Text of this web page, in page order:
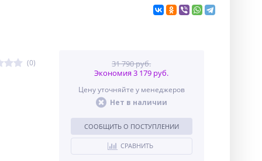
(0)
31 790 руб.
Экономия 3 179 руб.
Цену уточняйте у менеджеров
Нет в наличии
СООБЩИТЬ О ПОСТУПЛЕНИИ
СРАВНИТЬ